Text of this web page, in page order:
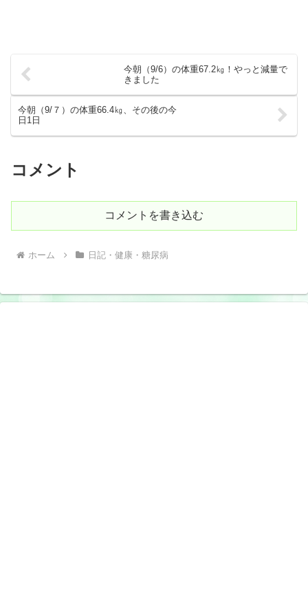
今朝（9/6）の体重67.2㎏！やっと減量で
きました
今朝（9/７）の体重66.4㎏、その後の今
日1日
コメント
コメントを書き込む
ホーム 日記・健康・糖尿病